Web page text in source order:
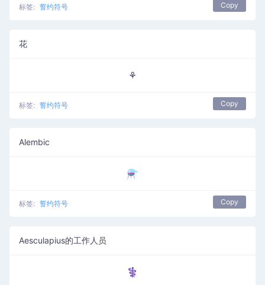
标签: 誓约符号 Copy
花
⚘
标签: 誓约符号 Copy
Alembic
⚗
标签: 誓约符号 Copy
Aesculapius的工作人员
⚕